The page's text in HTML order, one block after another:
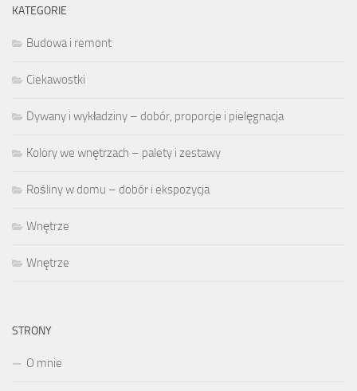
KATEGORIE
Budowa i remont
Ciekawostki
Dywany i wykładziny – dobór, proporcje i pielęgnacja
Kolory we wnętrzach – palety i zestawy
Rośliny w domu – dobór i ekspozycja
Wnętrze
Wnętrze
STRONY
O mnie